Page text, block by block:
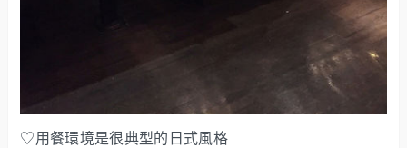
♡用餐環境是很典型的日式風格